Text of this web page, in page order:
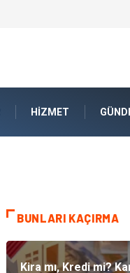
HIZMET
BUNLARI KAÇIRMA
Kira mı, Kredi mi?